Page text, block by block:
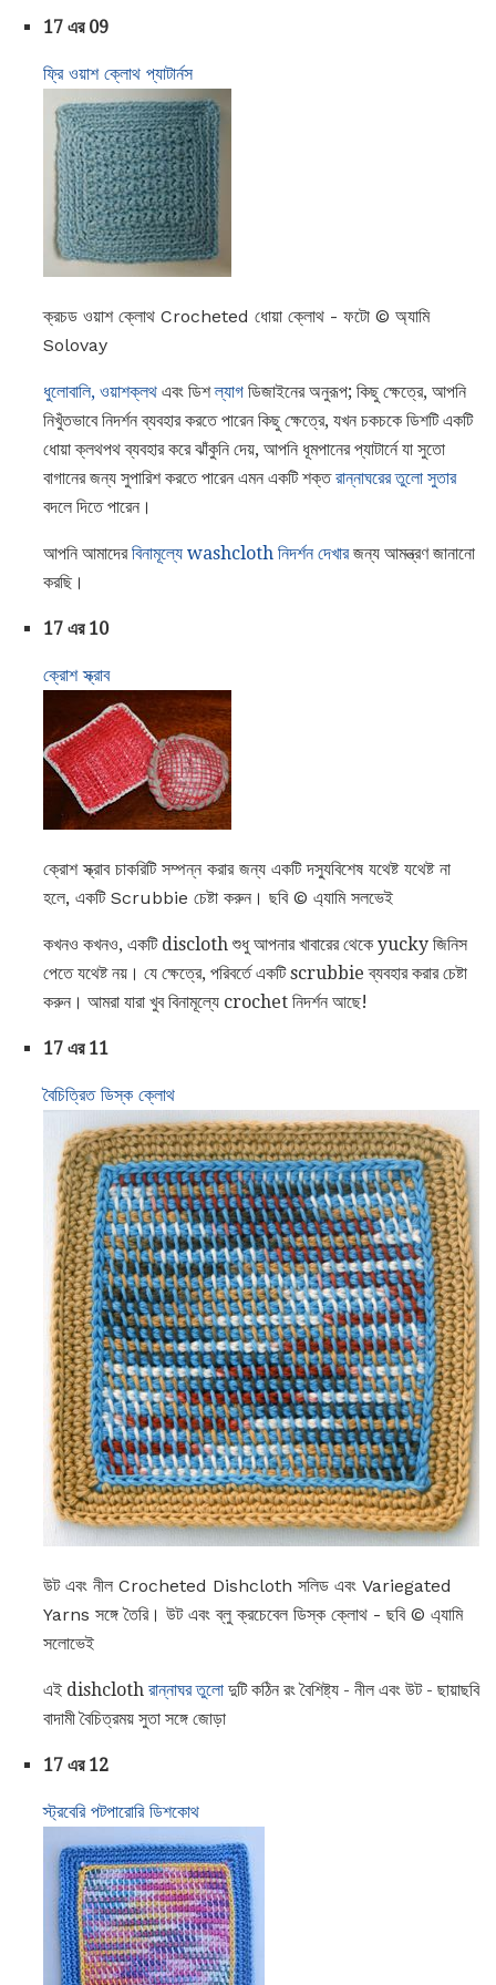
17 এর 09
ফ্রি ওয়াশ ক্লোথ প্যাটার্নস
ক্রচড ওয়াশ ক্লোথ Crocheted ধোয়া ক্লোথ - ফটো © অ্যামি
Solovay
ধুলোবালি, ওয়াশক্লথ এবং ডিশল্যাগ ডিজাইনের অনুরূপ; কিছু ক্ষেত্রে, আপনি
নিখুঁতভাবে নিদর্শন ব্যবহার করতে পারেন কিছু ক্ষেত্রে, যখন চকচকে ডিশটি একটি
ধোয়া ক্লথপথ ব্যবহার করে ঝাঁকুনি দেয়, আপনি ধূমপানের প্যাটার্নে যা সুতো
বাগানের জন্য সুপারিশ করতে পারেন এমন একটি শক্তরান্নাঘরের তুলো সুতার
বদলে দিতে পারেন।
আপনি আমাদেরবিনামূল্যে washcloth নিদর্শন দেখারজন্য আমন্ত্রণ জানানো
করছি।
17 এর 10
ক্রোশ স্ক্রাব
ক্রোশ স্ক্রাব চাকরিটি সম্পন্ন করার জন্য একটি দস্যুবিশেষ যথেষ্ট যথেষ্ট না
হলে, একটি Scrubbie চেষ্টা করুন। ছবি © এ্যামি সলভেই
কখনও কখনও, একটি discloth শুধু আপনার খাবারের থেকে yucky জিনিস
পেতে যথেষ্ট নয়। যে ক্ষেত্রে, পরিবর্তে একটি scrubbie ব্যবহার করার চেষ্টা
করুন। আমরা যারা খুব বিনামূল্যে crochet নিদর্শন আছে!
17 এর 11
বৈচিত্রিত ডিস্ক ক্লোথ
উট এবং নীল Crocheted Dishcloth সলিড এবং Variegated
Yarns সঙ্গে তৈরি। উট এবং ব্লু ক্রচেবেল ডিস্ক ক্লোথ - ছবি © এ্যামি
সলোভেই
এই dishcloth রান্নাঘর তুলো দুটি কঠিন রং বৈশিষ্ট্য - নীল এবং উট - ছায়াছবি
বাদামী বৈচিত্রময় সুতা সঙ্গে জোড়া
17 এর 12
স্ট্রবেরি পটপারোরি ডিশকোথ